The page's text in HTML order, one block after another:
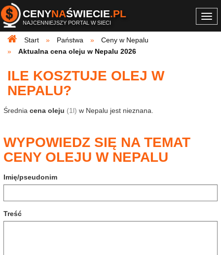
CENYNAŚWIECIE.PL
NAJCENNIEJSZY PORTAL W SIECI
Start
Państwa
Ceny w Nepalu
Aktualna cena oleju w Nepalu 2026
ILE KOSZTUJE OLEJ W
NEPALU?
Średnia cena oleju (1l) w Nepalu jest nieznana.
WYPOWIEDZ SIĘ NA TEMAT
CENY OLEJU W NEPALU
Imię/pseudonim
Treść